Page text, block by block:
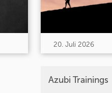
20. Juli 2026
Azubi Trainings